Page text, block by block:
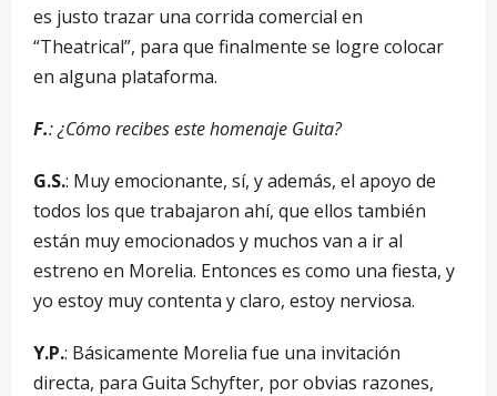
es justo trazar una corrida comercial en
“Theatrical”, para que finalmente se logre colocar
en alguna plataforma.
F.: ¿Cómo recibes este homenaje Guita?
G.S.: Muy emocionante, sí, y además, el apoyo de
todos los que trabajaron ahí, que ellos también
están muy emocionados y muchos van a ir al
estreno en Morelia. Entonces es como una fiesta, y
yo estoy muy contenta y claro, estoy nerviosa.
Y.P.: Básicamente Morelia fue una invitación
directa, para Guita Schyfter, por obvias razones,